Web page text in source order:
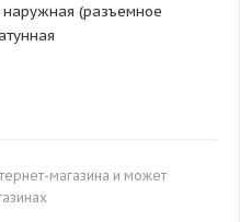
наружная (разъемное
магазина и может